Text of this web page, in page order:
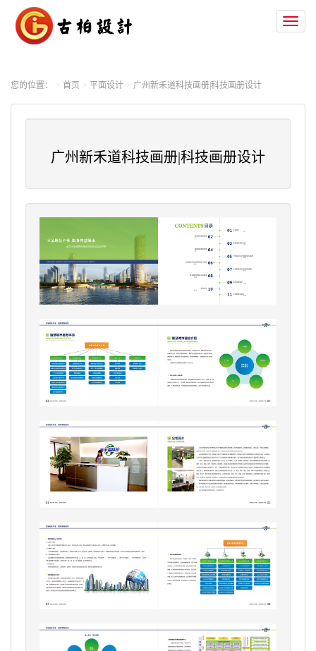
您的位置： 首页 平面设计 广州新禾道科技画册|科技画册设计
广州新禾道科技画册|科技画册设计